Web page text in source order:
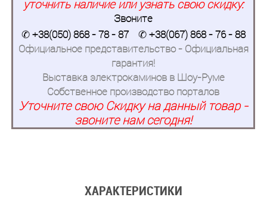
уточнить наличие или узнать свою скидку:
Звоните
✆+38(050) 868 - 78 - 87 ✆+38(067) 868 - 76 - 88
Официальное представительство - Официальная
гарантия!
Выставка электрокаминов в Шоу-Руме
Собственное производство порталов
Уточните свою Скидку на данный товар -
звоните нам сегодня!
ХАРАКТЕРИСТИКИ